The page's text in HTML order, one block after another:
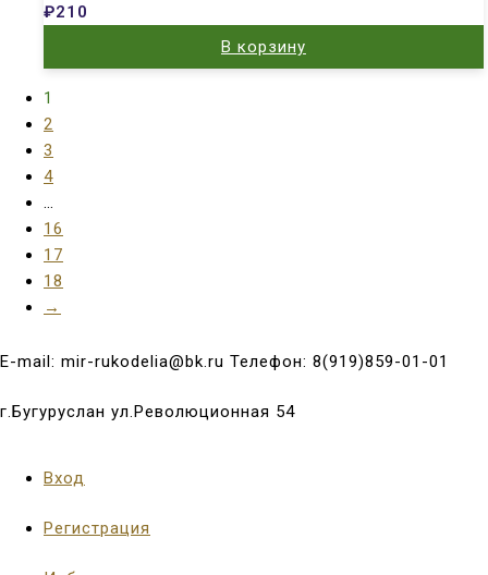
₽210
В корзину
1
2
3
4
…
16
17
18
→
E-mail: mir-rukodelia@bk.ru Телефон: 8(919)859-01-01
г.Бугуруслан ул.Революционная 54
Вход
Регистрация